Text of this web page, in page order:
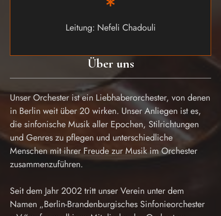
Über uns
Unser Orchester ist ein Liebhaberorchester, von denen
in Berlin weit über 20 wirken. Unser Anliegen ist es,
die sinfonische Musik aller Epochen, Stilrichtungen
und Genres zu pflegen und unterschiedliche
Menschen mit ihrer Freude zur Musik im Orchester
zusammenzuführen.
Seit dem Jahr 2002 tritt unser Verein unter dem
Namen „Berlin-Brandenburgisches Sinfonieorchester
Leitung: Nefeli Chadouli